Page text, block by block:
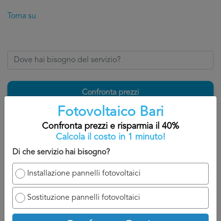
Torna su
Confronta prezzi
4. Come confrontare diversi
preventivi Fotovoltaico Bari
Avendo letto la nostra guida fino a qui, avrete capito che
confrontare più preventiviFotovoltaico Bariè il modo
migliore per mettersi in contatto con più professionisti del
settore, poter confrontare il loro approccio e la loro
Fotovoltaico Bari
Confronta prezzi e risparmia il 40%
Calcola il costo in 1 minuto!
Di che servizio hai bisogno?
Installazione pannelli fotovoltaici
Sostituzione pannelli fotovoltaici